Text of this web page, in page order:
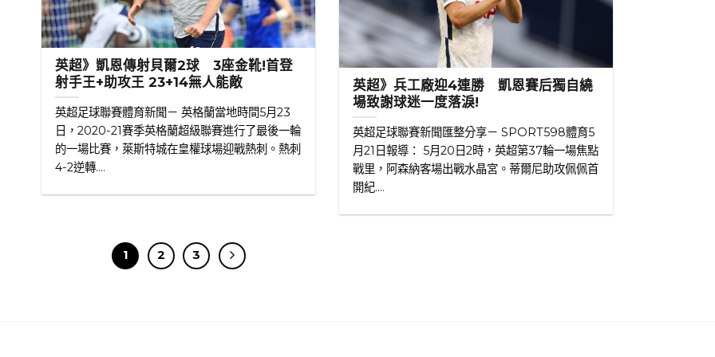
英超》凱恩傳射貝爾2球 3座金靴!首登
射手王+助攻王 23+14無人能敵
英超足球聯賽體育新聞－ 英格蘭當地時間5月23
日，2020-21賽季英格蘭超級聯賽進行了最後一輪
的一場比賽，萊斯特城在皇權球場迎戰熱刺。熱刺
4-2逆轉....
英超》兵工廠迎4連勝 凱恩賽后獨自繞
場致謝球迷一度落淚!
英超足球聯賽新聞匯整分享－ SPORT598體育5
月21日報導： 5月20日2時，英超第37輪一場焦點
戰里，阿森納客場出戰水晶宮。蒂爾尼助攻佩佩首
開紀....
1 2 3